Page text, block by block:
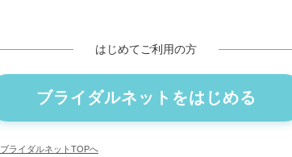
はじめてご利用の方
ブライダルネットをはじめる
ブライダルネットTOPへ